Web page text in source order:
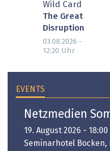
Wild Card
The Great
Disruption
03.08.2026 -
12:20 Uhr
EVENTS
Netzmedien
19. August 2026 -
Seminarhotel Bocken,